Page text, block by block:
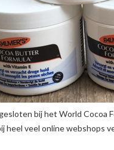
bij het World Cocoa
heel veel online webshops